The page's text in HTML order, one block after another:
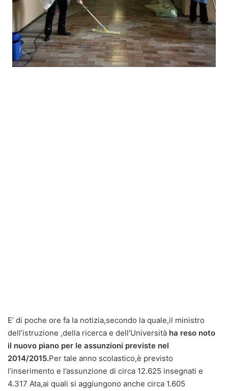
E’ di poche ore fa la notizia,secondo la quale,il ministro
dell’istruzione ,della ricerca e dell’Università ha reso noto
il nuovo piano per le assunzioni previste nel
2014/2015.Per tale anno scolastico,è previsto
l’inserimento e l’assunzione di circa 12.625 insegnati e
4.317 Ata,ai quali si aggiungono anche circa 1.605